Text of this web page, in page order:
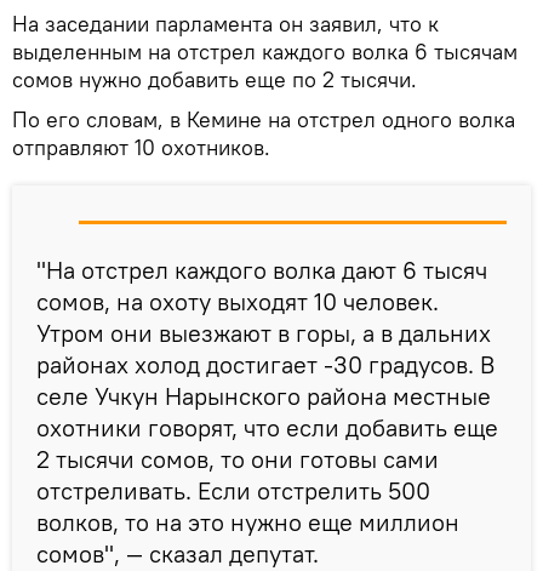
На заседании парламента он заявил, что к
выделенным на отстрел каждого волка 6 тысячам
сомов нужно добавить еще по 2 тысячи.
По его словам, в Кемине на отстрел одного волка
отправляют 10 охотников.
"На отстрел каждого волка дают 6 тысяч
сомов, на охоту выходят 10 человек.
Утром они выезжают в горы, а в дальних
районах холод достигает -30 градусов. В
селе Учкун Нарынского района местные
охотники говорят, что если добавить еще
2 тысячи сомов, то они готовы сами
отстреливать. Если отстрелить 500
волков, то на это нужно еще миллион
сомов", — сказал депутат.